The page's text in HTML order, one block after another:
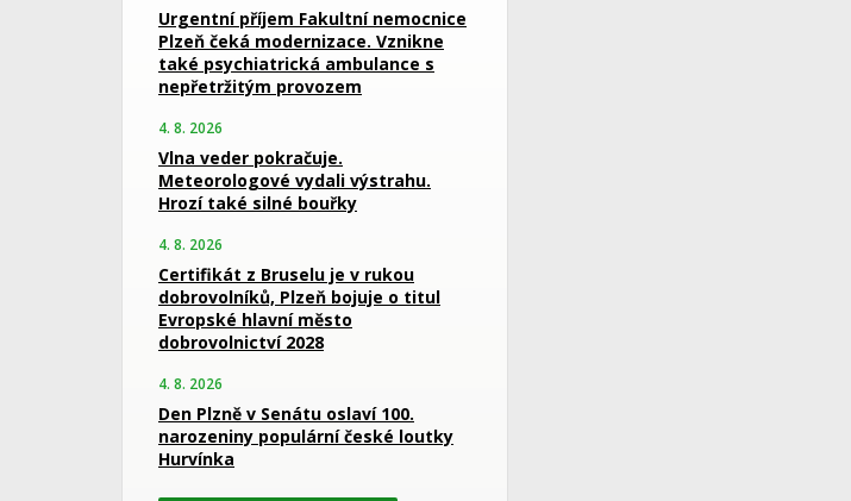
Urgentní příjem Fakultní nemocnice
Plzeň čeká modernizace. Vznikne
také psychiatrická ambulance s
nepřetržitým provozem
4. 8. 2026
Vlna veder pokračuje.
Meteorologové vydali výstrahu.
Hrozí také silné bouřky
4. 8. 2026
Certifikát z Bruselu je v rukou
dobrovolníků, Plzeň bojuje o titul
Evropské hlavní město
dobrovolnictví 2028
4. 8. 2026
Den Plzně v Senátu oslaví 100.
narozeniny populární české loutky
Hurvínka